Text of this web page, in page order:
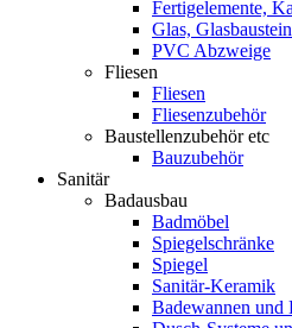
Fertigelemente,
Glas,
PVC Abzweige
Fliesen
Fliesen
Fliesenzubehör
Baustellenzubehör etc
Bauzubehör
Sanitär
Badausbau
Badmöbel
Spiegelschränke
Spiegel
Sanitär-Keramik
Badewannen und